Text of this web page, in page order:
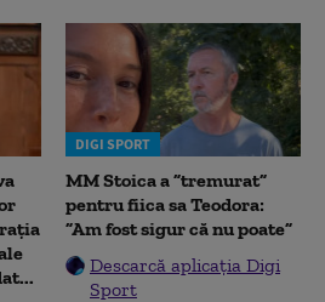
DIGI SPORT
MM Stoica a ”tremurat”
pentru fiica sa Teodora:
”Am fost sigur că nu poate”
Descarcă aplicația Digi
Sport